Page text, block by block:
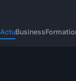
ActuBusiness